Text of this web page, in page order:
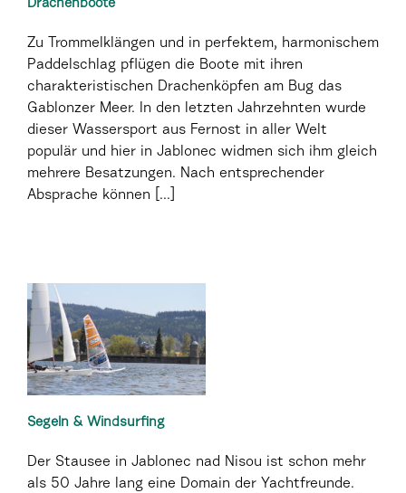
Drachenboote
Zu Trommelklängen und in perfektem, harmonischem
Paddelschlag pflügen die Boote mit ihren
charakteristischen Drachenköpfen am Bug das
Gablonzer Meer. In den letzten Jahrzehnten wurde
dieser Wassersport aus Fernost in aller Welt
populär und hier in Jablonec widmen sich ihm gleich
mehrere Besatzungen. Nach entsprechender
Absprache können [...]
Segeln & Windsurfing
Der Stausee in Jablonec nad Nisou ist schon mehr
als 50 Jahre lang eine Domain der Yachtfreunde.